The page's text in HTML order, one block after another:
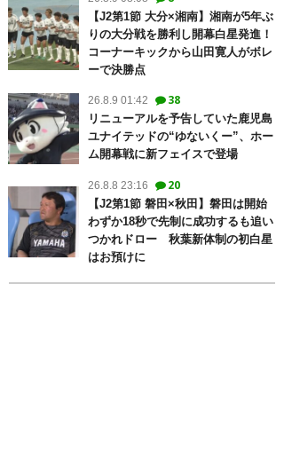
【J2第1節 大分×湘南】湘南が5年ぶ
りの大分戦を勝利し開幕白星発進！
コーナーキックから山田寛人がボレ
ーで決勝点
26.8.9 01:42 38
リニューアルを予告していた鹿児島
ユナイテッドの“ゆないくー”、ホー
ム開幕戦に新フェイスで登場
26.8.8 23:16 20
【J2第1節 磐田×秋田】磐田は開始
わずか18秒で先制に成功するも追い
つかれドロー 秋葉新体制の初白星
はお預けに